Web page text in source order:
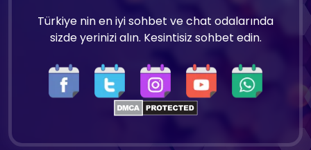
Türkiye nin en iyi sohbet ve chat odalarında
sizde yerinizi alın. Kesintisiz sohbet edin.